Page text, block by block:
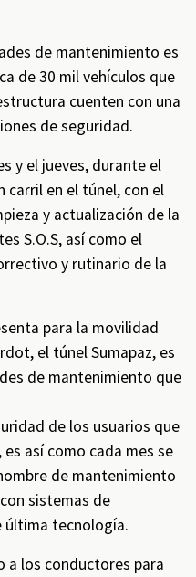
de mantenimiento es
de 30 mil vehículos que
cuenten con una
de seguridad.
y el jueves, durante el
carril en el túnel, con el
y actualización de la
S.O.S, así como el
y rutinario de la
para la movilidad
el túnel Sumapaz, es
de mantenimiento que
de los usuarios que
así como cada mes se
de mantenimiento
sistemas de
última tecnología.
a los conductores para